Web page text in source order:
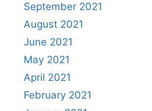
September 2021
August 2021
June 2021
May 2021
April 2021
February 2021